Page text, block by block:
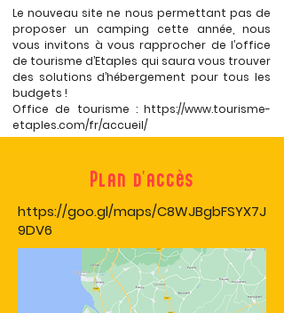
Le nouveau site ne nous permettant pas de
proposer un camping cette année, nous
vous invitons à vous rapprocher de l’office
de tourisme d’Etaples qui saura vous trouver
des solutions d’hébergement pour tous les
budgets !
Office de tourisme : https://www.tourisme-
etaples.com/fr/accueil/
Plan d'accès
https://goo.gl/maps/C8WJBgbFSYX7J
9DV6